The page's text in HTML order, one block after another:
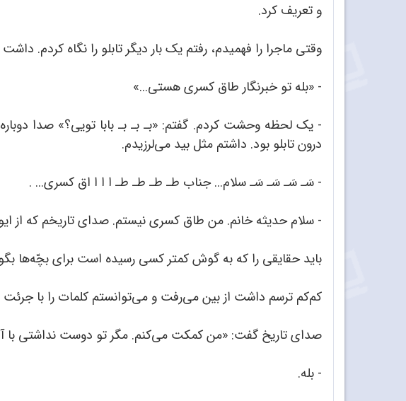
و تعریف کرد.
وقتی ماجرا را فهمیدم، رفتم یک بار دیگر تابلو را نگاه کردم.
- «بله تو خبرنگار طاق کسری هستی...»
- یک لحظه وحشت کردم. گفتم: «بـ بـ بـ بابا تویی؟» صدا
درون تابلو بود. داشتم مثل بید می‌لرزیدم.
- سَـ سَـ سَـ سَـ سلام... جناب طـ طـ طـ طـ ا ا ا اق کسری... .
- سلام حدیثه خانم. من طاق کسری نیستم. صدای تاریخم که از
باید حقایقی را که به گوش کمتر کسی رسیده است برای بچّه‌ها
کم‌کم ترسم داشت از بین می‌رفت و می‌توانستم کلمات را با
صدای تاریخ گفت: «من کمکت می‌کنم. مگر تو دوست نداشتی با
- بله.